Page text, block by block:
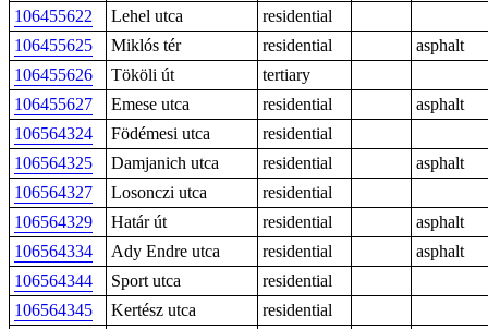
106455622
Lehel utca
residential
106455625
Miklós tér residential
asphalt
106455626
Tököli út
tertiary
106455627
Emese utca residential
asphalt
106564324
Födémesi utca
residential
106564325
Damjanich utca residential
asphalt
106564327
Losonczi utca
residential
106564329
Határ út residential
asphalt
106564334
Ady Endre utca residential
asphalt
106564344
Sport utca
residential
106564345
Kertész utca
residential